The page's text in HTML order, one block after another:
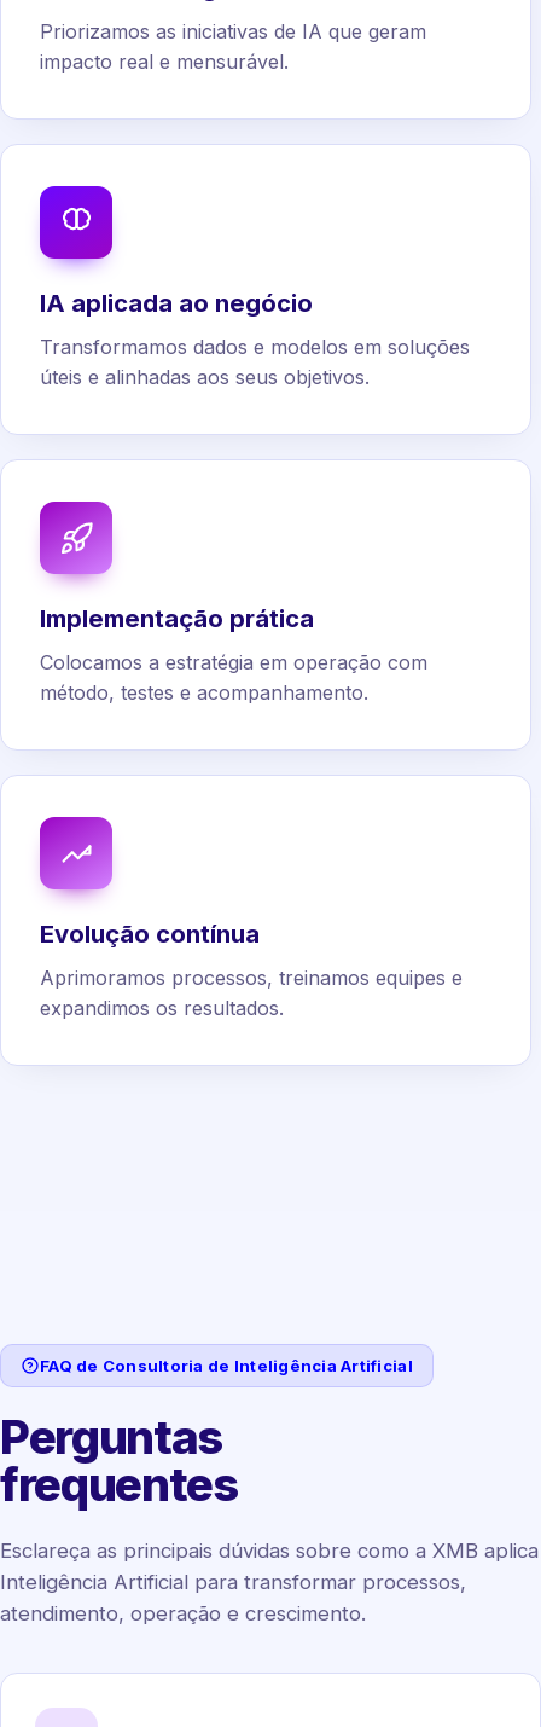
Priorizamos as iniciativas de IA que geram
impacto real e mensurável.
IA aplicada ao negócio
Transformamos dados e modelos em soluções
úteis e alinhadas aos seus objetivos.
Implementação prática
Colocamos a estratégia em operação com
método, testes e acompanhamento.
Evolução contínua
Aprimoramos processos, treinamos equipes e
expandimos os resultados.
FAQ de Consultoria de Inteligência Artificial
Perguntas
frequentes
Esclareça as principais dúvidas sobre como a XMB aplica
Inteligência Artificial para transformar processos,
atendimento, operação e crescimento.